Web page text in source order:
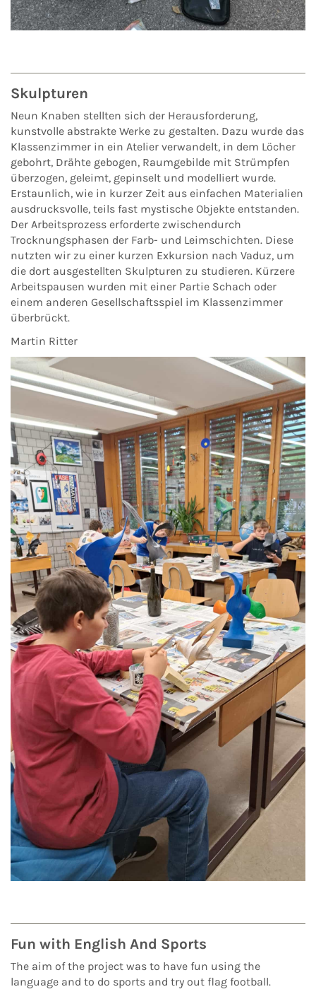
Skulpturen
Neun Knaben stellten sich der Herausforderung,
kunstvolle abstrakte Werke zu gestalten. Dazu wurde das
Klassenzimmer in ein Atelier verwandelt, in dem Löcher
gebohrt, Drähte gebogen, Raumgebilde mit Strümpfen
überzogen, geleimt, gepinselt und modelliert wurde.
Erstaunlich, wie in kurzer Zeit aus einfachen Materialien
ausdrucksvolle, teils fast mystische Objekte entstanden.
Der Arbeitsprozess erforderte zwischendurch
Trocknungsphasen der Farb- und Leimschichten. Diese
nutzten wir zu einer kurzen Exkursion nach Vaduz, um
die dort ausgestellten Skulpturen zu studieren. Kürzere
Arbeitspausen wurden mit einer Partie Schach oder
einem anderen Gesellschaftsspiel im Klassenzimmer
überbrückt.
Martin Ritter
Fun with English And Sports
The aim of the project was to have fun using the
language and to do sports and try out flag football.